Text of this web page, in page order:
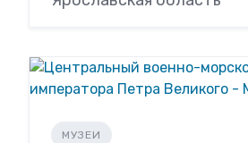
МУЗЕИ